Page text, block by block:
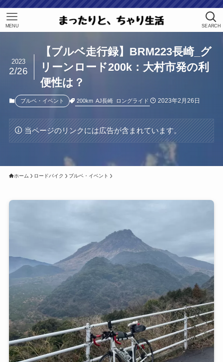
SEARCH
MENU
【ブルベ走行録】BRM223長崎_グ
リーンロード200k：大村市発の利
便性は？
2023
2/26
ブルベ・イベント 200km AJ長崎 ロングライド 2023年2月26日
当ページのリンクには広告が含まれています。
ホーム ロードバイク ブルベ・イベント